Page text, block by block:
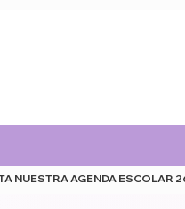
NUESTRA AGENDA ESCOLAR